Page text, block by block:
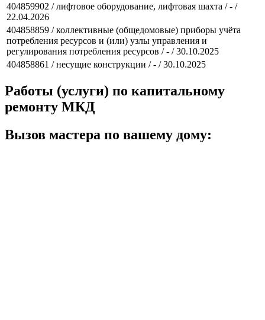
404859902 / лифтовое оборудование, лифтовая шахта / - /
22.04.2026
404858859 / коллективные (общедомовые) приборы учёта
потребления ресурсов и (или) узлы управления и
регулирования потребления ресурсов / - / 30.10.2025
404858861 / несущие конструкции / - / 30.10.2025
Работы (услуги) по капитальному
ремонту МКД
Вызов мастера по вашему дому: